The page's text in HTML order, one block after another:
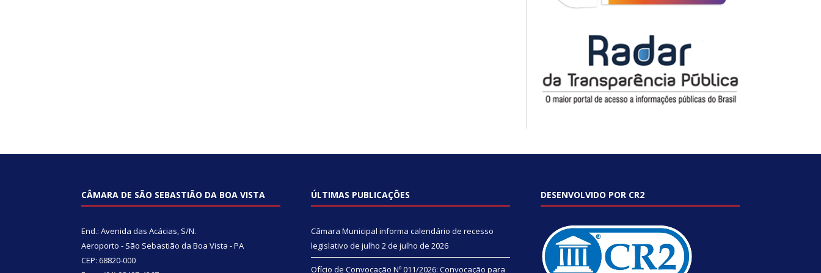
CÂMARA DE SÃO SEBASTIÃO DA BOA VISTA
End.: Avenida das Acácias, S/N.
Aeroporto - São Sebastião da Boa Vista - PA
CEP: 68820-000
ÚLTIMAS PUBLICAÇÕES
Câmara Municipal informa calendário de recesso
legislativo de julho 2 de julho de 2026
Ofício de Convocação Nº 011/2026: Convocação para
DESENVOLVIDO POR CR2